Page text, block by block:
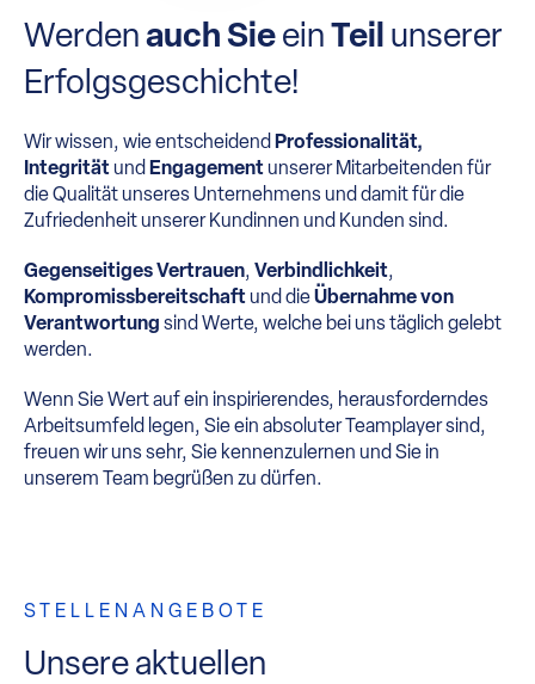
Werdenauch SieeinTeil unserer
Erfolgsgeschichte!
Wir wissen, wie entscheidend Professionalität,
Integritätund Engagementunserer Mitarbeitenden für
die Qualität unseres Unternehmens und damit für die
Zufriedenheit unserer Kundinnen und Kunden sind.
Gegenseitiges Vertrauen, Verbindlichkeit,
Kompromissbereitschaftund dieÜbernahme von
Verantwortung sind Werte, welche bei uns täglich gelebt
werden.
Wenn Sie Wert auf ein inspirierendes, herausforderndes
Arbeitsumfeld legen, Sie ein absoluter Teamplayer sind,
freuen wir uns sehr, Sie kennenzulernen und Sie in
unserem Team begrüßen zu dürfen.
STELLENANGEBOTE
Unsere aktuellen